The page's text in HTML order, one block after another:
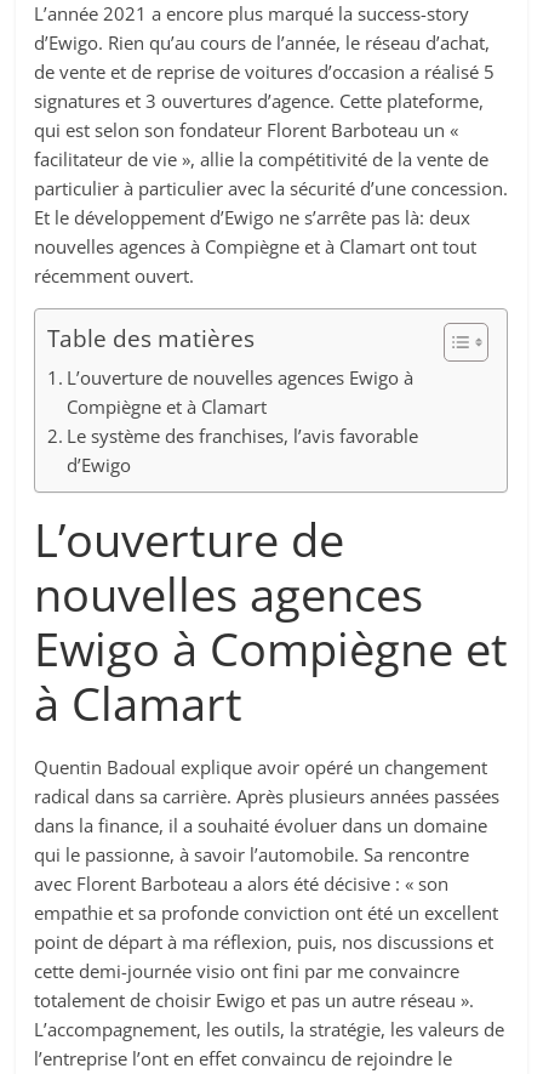
L’année 2021 a encore plus marqué la success-story
d’Ewigo. Rien qu’au cours de l’année, le réseau d’achat,
de vente et de reprise de voitures d’occasion a réalisé 5
signatures et 3 ouvertures d’agence. Cette plateforme,
qui est selon son fondateur Florent Barboteau un «
facilitateur de vie », allie la compétitivité de la vente de
particulier à particulier avec la sécurité d’une concession.
Et le développement d’Ewigo ne s’arrête pas là: deux
nouvelles agences à Compiègne et à Clamart ont tout
récemment ouvert.
Table des matières
L’ouverture de nouvelles agences Ewigo à
Compiègne et à Clamart
Le système des franchises, l’avis favorable
d’Ewigo
L’ouverture de
nouvelles agences
Ewigo à Compiègne et
à Clamart
Quentin Badoual explique avoir opéré un changement
radical dans sa carrière. Après plusieurs années passées
dans la finance, il a souhaité évoluer dans un domaine
qui le passionne, à savoir l’automobile. Sa rencontre
avec Florent Barboteau a alors été décisive : « son
empathie et sa profonde conviction ont été un excellent
point de départ à ma réflexion, puis, nos discussions et
cette demi-journée visio ont fini par me convaincre
totalement de choisir Ewigo et pas un autre réseau ».
L’accompagnement, les outils, la stratégie, les valeurs de
l’entreprise l’ont en effet convaincu de rejoindre le